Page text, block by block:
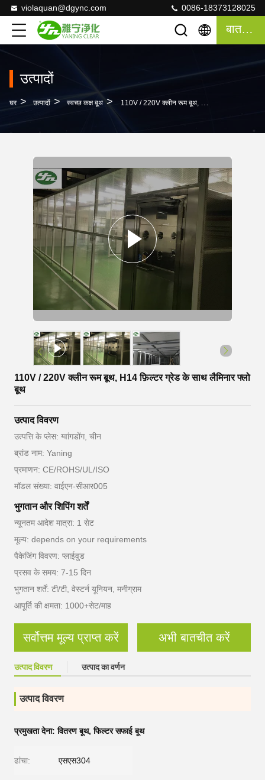
violaquan@dgync.com 0086-18373128025
बात करना
उत्पादों
घर > उत्पादों > स्वच्छ कक्ष बूथ > 110V / 220V क्लीन रूम बूथ, H14 फ़िल्टर ग्रेड के साथ लैमिनार फ्लो बूथ
110V / 220V क्लीन रूम बूथ, H14 फ़िल्टर ग्रेड के साथ लैमिनार फ्लो
बूथ
उत्पाद विवरण
उत्पत्ति के प्लेस: ग्वांगडोंग, चीन
ब्रांड नाम: Yaning
प्रमाणन: CE/ROHS/UL/ISO
मॉडल संख्या: वाईएन-सीआर005
भुगतान और शिपिंग शर्तें
न्यूनतम आदेश मात्रा: 1 सेट
मूल्य: depends on your requirements
पैकेजिंग विवरण: प्लाईवुड
प्रसव के समय: 7-15 दिन
भुगतान शर्तें: टी/टी, वेस्टर्न यूनियन, मनीग्राम
आपूर्ति की क्षमता: 1000+सेट/माह
सर्वोत्तम मूल्य प्राप्त करें अभी बातचीत करें
उत्पाद विवरण उत्पाद का वर्णन
उत्पाद विवरण
प्रमुखता देना:वितरण बूथ,फिल्टर सफाई बूथ
ढांचा: एसएस304